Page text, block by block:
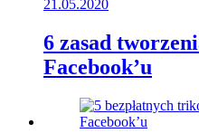
21.05.2020
6 zasad
Facebook’u